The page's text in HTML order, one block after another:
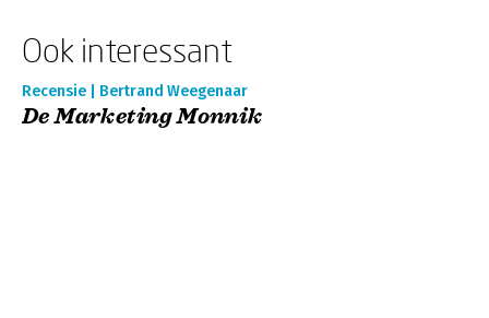
Ook interessant
Recensie | Bertrand Weegenaar
De Marketing Monnik